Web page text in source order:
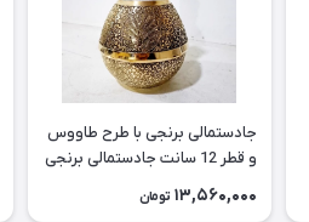
جادستمالی برنجی با طرح طاووس
و قطر 12 سانت جادستمالی برنجی
جا دستمال برنجی جادستمالی برنز
مناسب استفاده دائم وقابل
13,560,000 تومان